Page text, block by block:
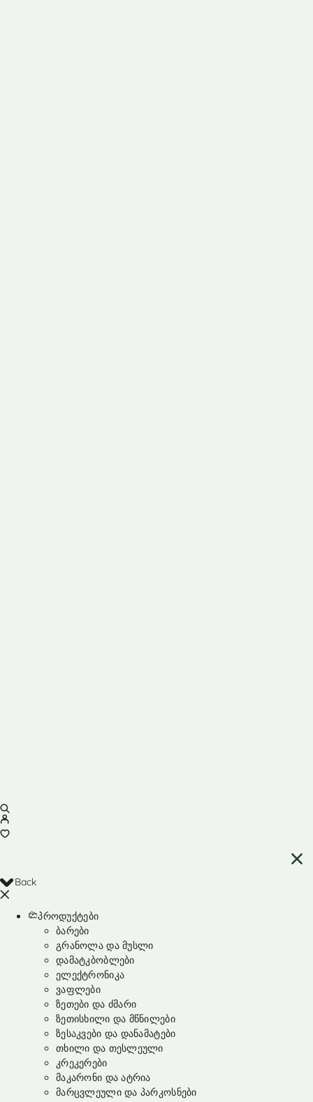
Back
პროდუქტები
ბარები
გრანოლა და მუსლი
დამატკბობლები
ელექტრონიკა
ვაფლები
ზეთები და ძმარი
ზეთისხილი და მწნილები
ზესაკვები და დანამატები
თხილი და თესლეული
კრეკერები
მაკარონი და ატრია
მარცვლეული და პარკოსნები